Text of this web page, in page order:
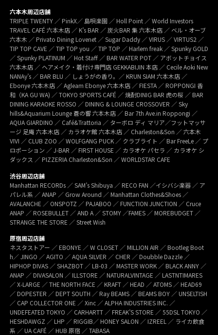
六本木周辺店舗
TRIPLE TWENTY ／ PinkX／ 島唄楽園 ／ Holl Point ／ World Investors
TRAVEL CAFÉ 六本木店 ／ K’s BAR ／ 炭火BAR 集 六本木店 ／ ベル・オーブ
六本木 ／ Privato Dining Lovenet ／ Sugar Daddy ／ VIRUS ／ VIRTUS2 ／
TIP TOP CAVE ／ TIP TOP you ／ TIP TOP ／ Harlem freak ／ Spunky GOLD
／ Spunky PLATINUM ／ Hot Staff ／ BAR WATER POT ／ アボットチョイス
六本木店 ／ ヘアメイク・着付け専門店 GEKKABIJIN 本店 ／ Cecile Aoki New
NANAy’s ／ BAR BLU ／ しょうがの香り。／ KRUN SIAM 六本木店 ／
Ebonye 六本木店 ／ Agleam Ebonye 六本木店 ／ FIESTA ／ ROPPONGI 香
和（KA GU WA) ／ TOKYO SPORTS CAFÉ ／ 焼酎DINIG BAR 虎の桜 ／ BAR
DINING KARAOKE ROSSO ／ DINING & LOUNGE CROSSOVER ／ Sky
hills&Aquarium Lounge 蒼の響 六本木店 ／ Bar 7th Ave.in Roppongi ／
AQUA GIARDINO ／ Café&Trattoria ／ ターボロ ディ マリア／フットマッサ
ージ 足庵 六本木店 ／ カラオケ館 六本木店 ／ Charleston&Son ／ 六本木
VIVI ／ CLUB ZOO ／ WOLFGANG PUCK ／ クラブライト ／ Bar FreeLe ／ プ
ロポーション ／ J-BAR ／ FIRST HOUSE ／ カラオケ パセラ ／ カラオケ シ
ダックス ／ PIZZERIA Charleston&Son ／ WORLDSTAR CAFE
渋谷周辺店舗
Manhattan RECORDs ／ SAM’s Shibuya ／ RECO FAN ／イシバシ楽器 ／ ア
パレル系 ／ ANAP ／ Grow Around ／ Manhattan Clothes&Shoes ／
AVALANCHE ／ ONSPOTZ ／ PAJABOO ／ FUNCTION JUNCTION ／ Cruce
ANAP ／ ROSEBULLET ／ AND A ／ STOMY ／FAMES ／ MOREBUDGET ／
STRANGE THE STORE ／ Street Wish
原宿周辺店舗
ネスタストアー ／ EBONYE ／ W CLOSET ／ MILLION AIR ／ Bootleg Boot
h／ JINGO ／ AGITO ／ AQUA SILVER ／ CHER ／ Doubble Dazzle ／
HIPHOP DIVAS ／ SHAZBOT ／ LB-03 ／ MASTER WORK ／ BLACK ANNY ／
ANAP ／ DIVASALON ／ ILLSTORE ／ NATURALVINTAGE ／ LASTNTIMARES
／ X-LARGE ／ THE NORTH FACE ／ KRAFT ／ HEAD ／ ATOMS ／ HEAD69
／ DOPESTER ／ DEPT SOUTH ／ Ray BEAMS ／ BEAMS BOY ／ UNSELTISH
／ CAP COLLECTOR ONE ／ Xinc ／ ALPHA INDUSTRIES INC. ／
UNDEFEATED TOKYO ／ CARHARTT ／ FREAK’S STORE ／ 55DSL TOKYO ／
HESHDAWGZ ／ LHP ／ RIGGIB／ HONEY SALON ／ IZREEL ／ ライカ飲食
系 ／ UA CAFÉ ／ HUB 原宿 ／ TABASA